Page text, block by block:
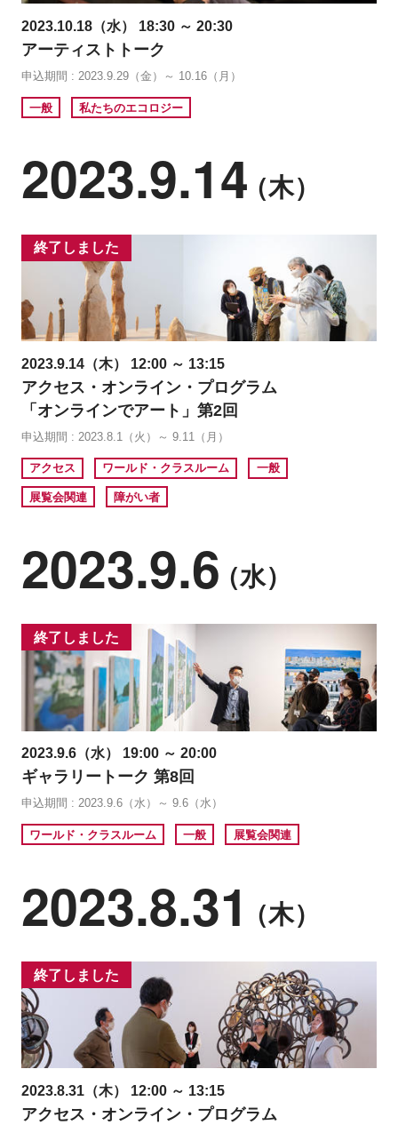
2023.10.18（水） 18:30 ～ 20:30
アーティストトーク
申込期間 : 2023.9.29（金）～ 10.16（月）
一般 私たちのエコロジー
2023.9.14（木）
終了しました
2023.9.14（木） 12:00 ～ 13:15
アクセス・オンライン・プログラム
「オンラインでアート」第2回
申込期間 : 2023.8.1（火）～ 9.11（月）
アクセス ワールド・クラスルーム 一般
展覧会関連 障がい者
2023.9.6（水）
終了しました
2023.9.6（水） 19:00 ～ 20:00
ギャラリートーク 第8回
申込期間 : 2023.9.6（水）～ 9.6（水）
ワールド・クラスルーム 一般 展覧会関連
2023.8.31 （木）
終了しました
2023.8.31（木） 12:00 ～ 13:15
アクセス・オンライン・プログラム